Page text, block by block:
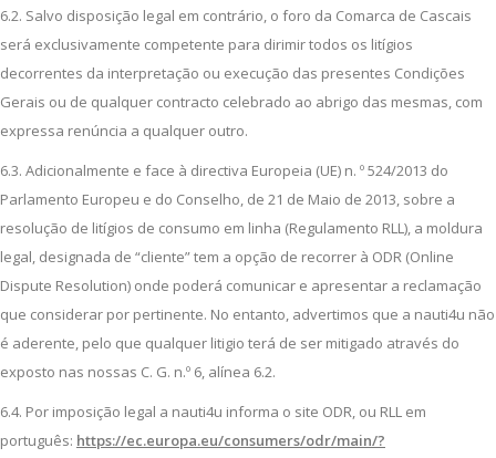
6.2. Salvo disposição legal em contrário, o foro da Comarca de Cascais
será exclusivamente competente para dirimir todos os litígios
decorrentes da interpretação ou execução das presentes Condições
Gerais ou de qualquer contracto celebrado ao abrigo das mesmas, com
expressa renúncia a qualquer outro.
6.3. Adicionalmente e face à directiva Europeia (UE) n. º 524/2013 do
Parlamento Europeu e do Conselho, de 21 de Maio de 2013, sobre a
resolução de litígios de consumo em linha (Regulamento RLL), a moldura
legal, designada de “cliente” tem a opção de recorrer à ODR (Online
Dispute Resolution) onde poderá comunicar e apresentar a reclamação
que considerar por pertinente. No entanto, advertimos que a nauti4u não
é aderente, pelo que qualquer litigio terá de ser mitigado através do
exposto nas nossas C. G. n.º 6, alínea 6.2.
6.4. Por imposição legal a nauti4u informa o site ODR, ou RLL em
português: https://ec.europa.eu/consumers/odr/main/?